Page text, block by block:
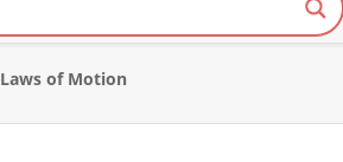
Laws of Motion